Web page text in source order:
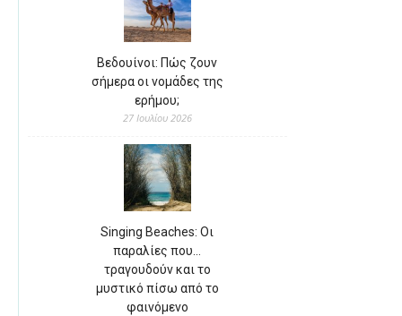
Βεδουίνοι: Πώς ζουν
σήμερα οι νομάδες της
ερήμου;
27 Ιουλίου 2026
Singing Beaches: Οι
παραλίες που…
τραγουδούν και το
μυστικό πίσω από το
φαινόμενο